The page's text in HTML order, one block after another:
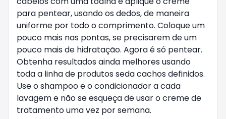
para pentear, usando os dedos, de maneira
uniforme por todo o comprimento. Coloque um
pouco mais nas pontas, se precisarem de um
pouco mais de hidratação. Agora é só pentear.
Obtenha resultados ainda melhores usando
toda a linha de produtos seda cachos definidos.
Use o shampoo e o condicionador a cada
lavagem e não se esqueça de usar o creme de
tratamento uma vez por semana.